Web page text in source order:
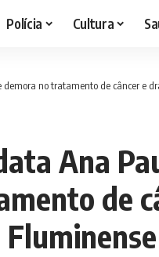
Polícia Cultura
no tratamento de câncer e
Ana
de